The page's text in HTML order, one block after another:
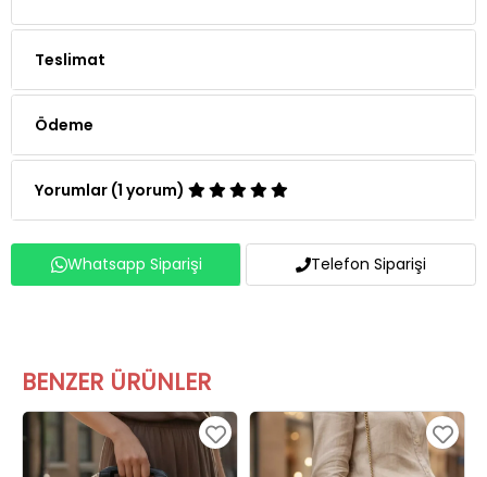
Teslimat
Ödeme
Yorumlar (1 yorum)
Whatsapp Siparişi Telefon Siparişi
BENZER ÜRÜNLER